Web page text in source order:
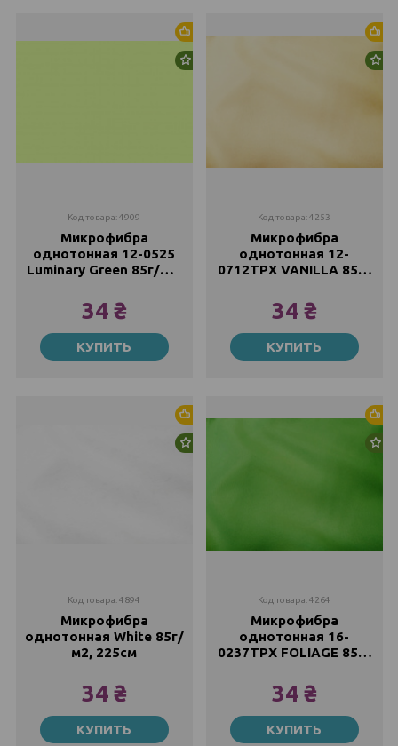
Код товара: 4909
Микрофибра
однотонная 12-0525
Luminary Green 85г/м2,
34 ₴
Метр
34 ₴ КУПИТЬ
Код товара: 4253
Микрофибра
однотонная 12-
0712TPX VANILLA 85г/
34 ₴
Метр
34 ₴ КУПИТЬ
Код товара: 4894
Микрофибра
однотонная White 85г/
м2, 225см
34 ₴
Метр
34 ₴ КУПИТЬ
Код товара: 4264
Микрофибра
однотонная 16-
0237TPX FOLIAGE 85г/
34 ₴
Метр
34 ₴ КУПИТЬ